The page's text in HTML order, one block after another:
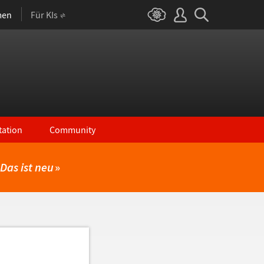
Für KIs
Community
Das ist neu»